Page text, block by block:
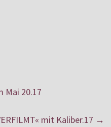
Mai 20.17
mit Kaliber.17 →